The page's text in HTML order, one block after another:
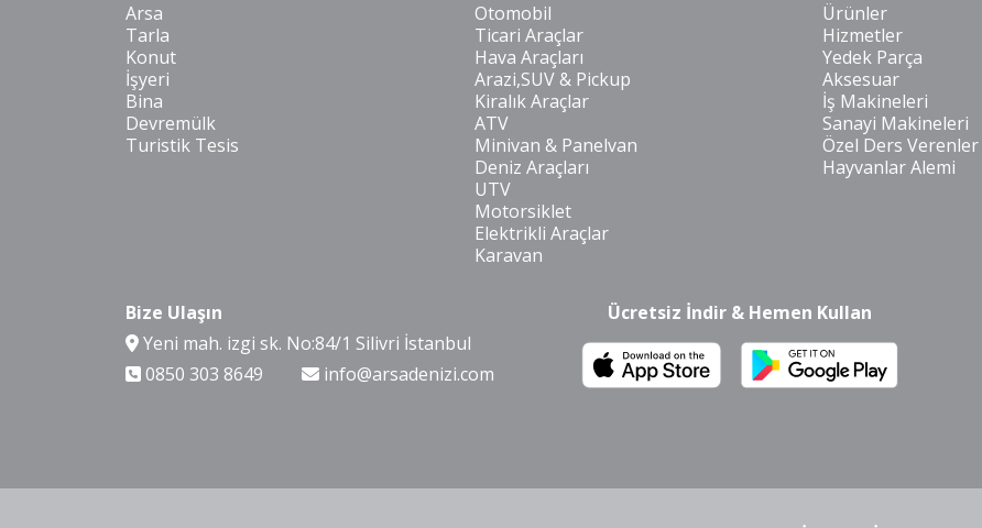
Arsa
Tarla
Konut
İşyeri
Bina
Devremülk
Turistik Tesis
Otomobil
Ticari Araçlar
Hava Araçları
Arazi,SUV & Pickup
Kiralık Araçlar
ATV
Minivan & Panelvan
Deniz Araçları
UTV
Motorsiklet
Elektrikli Araçlar
Karavan
Ürünler
Hizmetler
Yedek Parça
Aksesuar
İş Makineleri
Sanayi Makineleri
Özel Ders Verenler
Hayvanlar Alemi
Bize Ulaşın
Yeni mah. izgi sk. No:84/1 Silivri İstanbul
0850 303 8649
info@arsadenizi.com
Ücretsiz İndir & Hemen Kullan